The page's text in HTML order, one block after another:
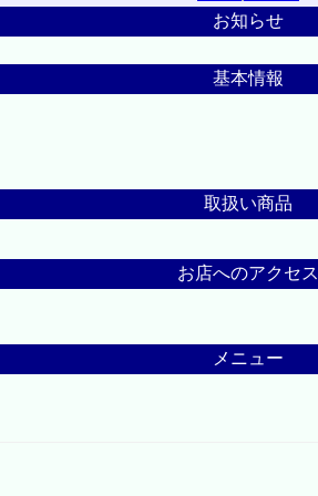
お知らせ
基本情報
取扱い商品
お店へのアクセス
メニュー